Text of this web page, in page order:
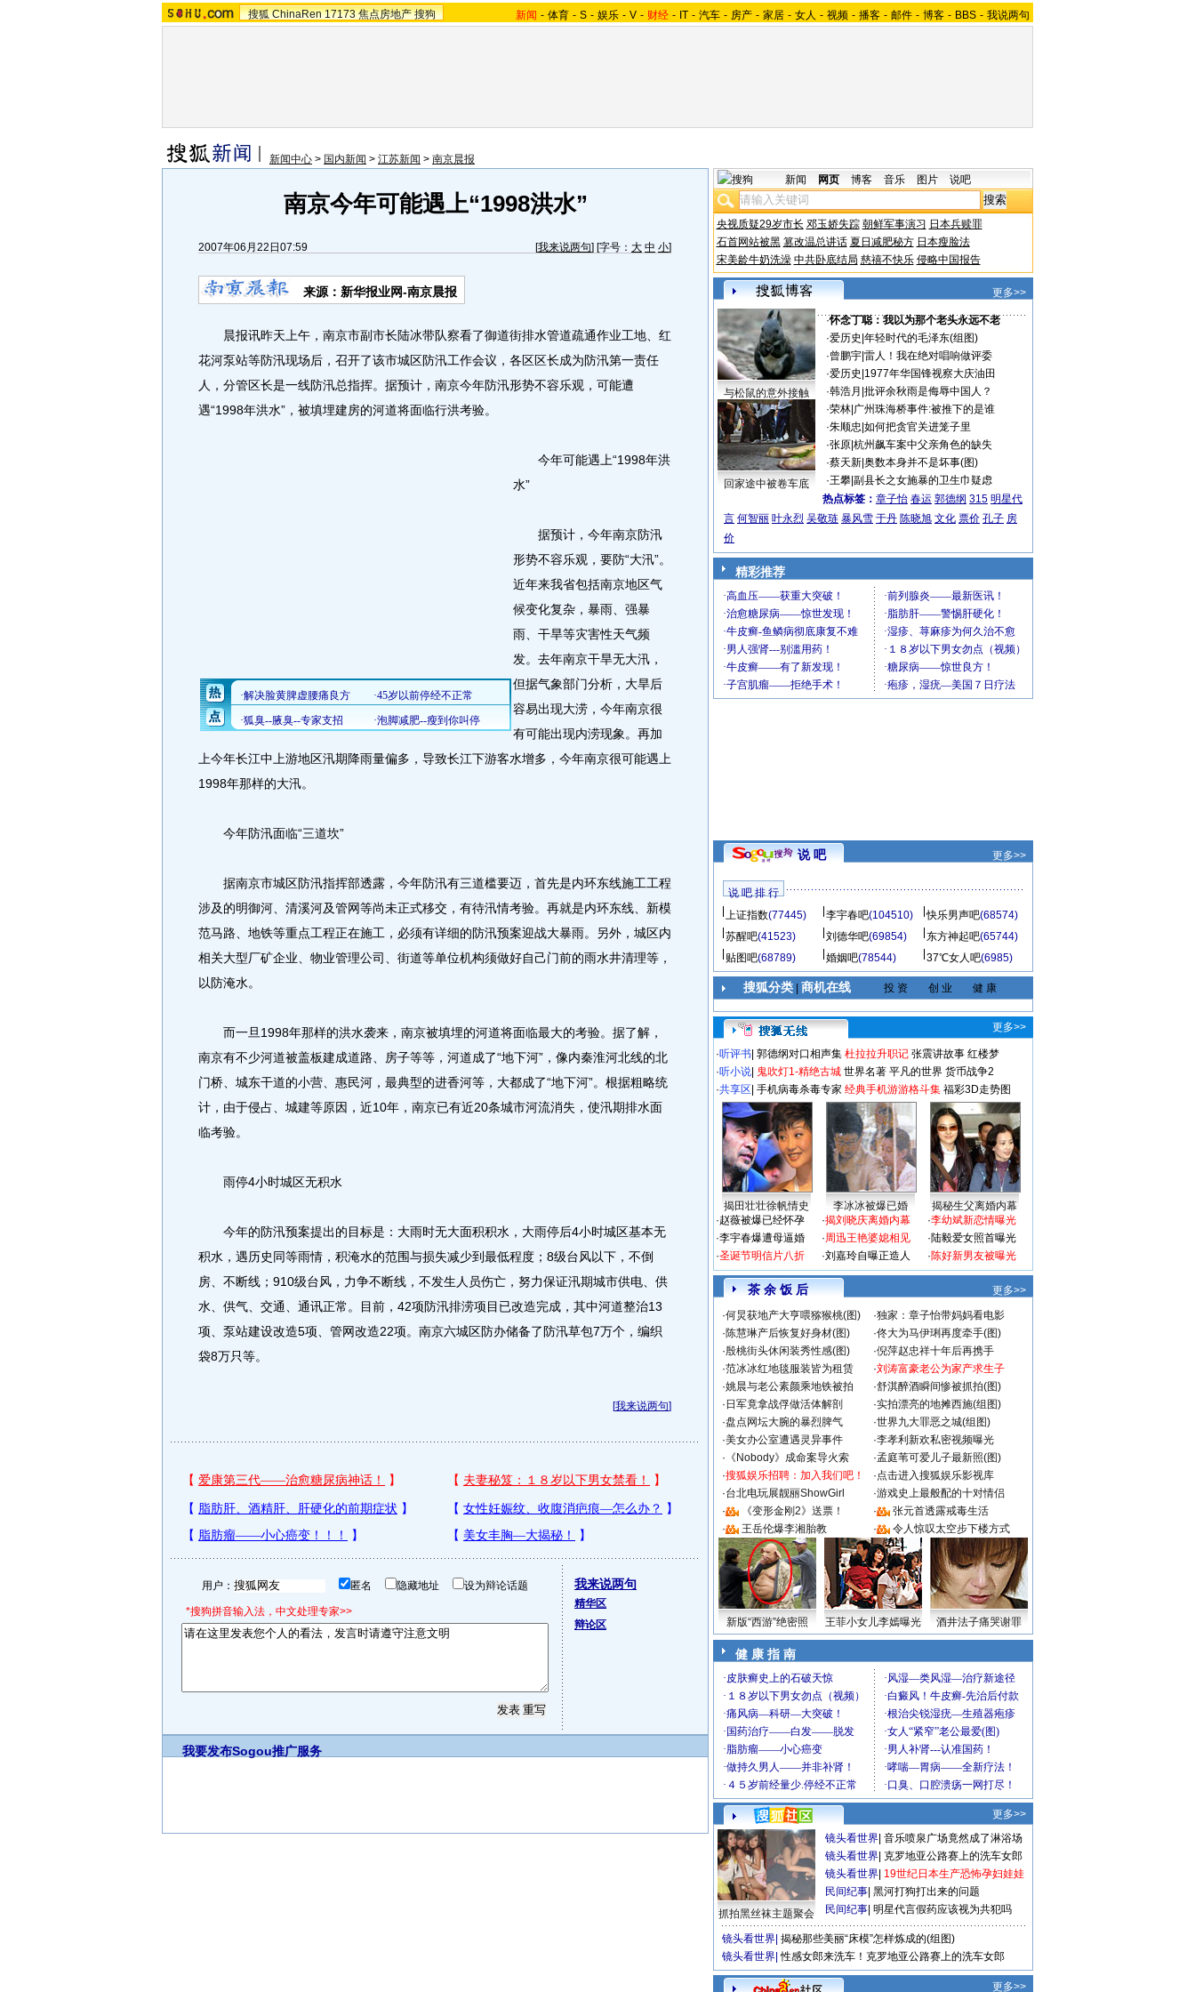
搜狐 ChinaRen 17173 焦点房地产 搜狗 新闻 - 体育 - S - 娱乐 - V - 财经 - IT - 汽车 - 房产 - 家居 - 女人 - 视频 - 播客 - 邮件 - 博客 - BBS - 我说两句
新闻中心 > 国内新闻 > 江苏新闻 > 南京晨报
南京今年可能遇上“1998洪水”
2007年06月22日07:59 [我来说两句] [字号： 大 中 小]
来源：新华报业网-南京晨报
晨报讯昨天上午，南京市副市长陆冰带队察看了御道街排水管道疏通作业工地、红
花河泵站等防汛现场后，召开了该市城区防汛工作会议，各区区长成为防汛第一责任
人，分管区长是一线防汛总指挥。据预计，南京今年防汛形势不容乐观，可能遭
遇“1998年洪水”，被填埋建房的河道将面临行洪考验。
今年可能遇上“1998年洪
水”
据预计，今年南京防汛
形势不容乐观，要防“大汛”。
近年来我省包括南京地区气
候变化复杂，暴雨、强暴
雨、干旱等灾害性天气频
发。去年南京干旱无大汛，
但据气象部门分析，大旱后
容易出现大涝，今年南京很
有可能出现内涝现象。再加
上今年长江中上游地区汛期降雨量偏多，导致长江下游客水增多，今年南京很可能遇上
1998年那样的大汛。
今年防汛面临“三道坎”
据南京市城区防汛指挥部透露，今年防汛有三道槛要迈，首先是内环东线施工工程
涉及的明御河、清溪河及管网等尚未正式移交，有待汛情考验。再就是内环东线、新模
范马路、地铁等重点工程正在施工，必须有详细的防汛预案迎战大暴雨。另外，城区内
相关大型厂矿企业、物业管理公司、街道等单位机构须做好自己门前的雨水井清理等，
以防淹水。
而一旦1998年那样的洪水袭来，南京被填埋的河道将面临最大的考验。据了解，
南京有不少河道被盖板建成道路、房子等等，河道成了“地下河”，像内秦淮河北线的北
门桥、城东干道的小营、惠民河，最典型的进香河等，大都成了“地下河”。根据粗略统
计，由于侵占、城建等原因，近10年，南京已有近20条城市河流消失，使汛期排水面
临考验。
雨停4小时城区无积水
今年的防汛预案提出的目标是：大雨时无大面积积水，大雨停后4小时城区基本无
积水，遇历史同等雨情，积淹水的范围与损失减少到最低程度；8级台风以下，不倒
房、不断线；910级台风，力争不断线，不发生人员伤亡，努力保证汛期城市供电、供
水、供气、交通、通讯正常。目前，42项防汛排涝项目已改造完成，其中河道整治13
项、泵站建设改造5项、管网改造22项。南京六城区防办储备了防汛草包7万个，编织
袋8万只等。
[我来说两句]
用户： 匿名 隐藏地址 设为辩论话题
*搜狗拼音输入法，中文处理专家>>
我来说两句
精华区
辩论区
我要发布Sogou推广服务
新闻 网页 博客 音乐 图片 说吧
央视质疑29岁市长 邓玉娇失踪 朝鲜军事演习 日本兵赎罪
石首网站被黑 篡改温总讲话 夏日减肥秘方 日本瘦脸法
宋美龄牛奶洗澡 中共卧底结局 慈禧不快乐 侵略中国报告
更多>>
与松鼠的意外接触
回家途中被卷车底
·怀念丁聪：我以为那个老头永远不老
·爱历史 年轻时代的毛泽东(组图)
·曾鹏宇| 雷人！我在绝对唱响做评委
·爱历史 1977年华国锋视察大庆油田
·韩浩月 批评余秋雨是侮辱中国人？
·荣林| 广州珠海桥事件:被推下的是谁
·朱顺忠 如何把贪官关进笼子里
·张原| 杭州飙车案中父亲角色的缺失
·蔡天新| 奥数本身并不是坏事(图)
·王攀| 副县长之女施暴的卫生巾疑虑
热点标签： 章子怡 春运 郭德纲 315 明星代
言 何智丽 叶永烈 吴敬琏 暴风雪 于丹 陈晓旭 文化 票价 孔子 房
价
精彩推荐
说 吧 更多>>
说 吧 排 行
上证指数(77445) 李宇春吧(104510) 快乐男声吧(68574)
苏醒吧(41523) 刘德华吧(69854) 东方神起吧(65744)
贴图吧(68789) 婚姻吧(78544) 37℃女人吧(6985)
搜狐分类| 商机在线 投 资 创 业 健 康
更多>>
·听评书 郭德纲对口相声集 杜拉拉升职记 张震讲故事 红楼梦
·听小说 鬼吹灯1-精绝古城 世界名著 平凡的世界 货币战争2
·共享区 手机病毒杀毒专家 经典手机游游格斗集 福彩3D走势图
揭田壮壮徐帆情史 李冰冰被爆已婚
揭秘生父离婚内幕
·赵薇被爆已经怀孕
·李宇春爆遭母逼婚
·圣诞节明信片八折
·揭刘晓庆离婚内幕
·周迅王艳婆媳相见
·刘嘉玲自曝正造人
·李幼斌新恋情曝光
·陆毅爱女照首曝光
·陈好新男友被曝光
茶 余 饭 后
更多>>
·何炅获地产大亨喂猕猴桃(图) ·独家：章子怡带妈妈看电影
·陈慧琳产后恢复好身材(图) ·佟大为马伊琍再度牵手(图)
·殷桃街头休闲装秀性感(图) ·倪萍赵忠祥十年后再携手
·范冰冰红地毯服装皆为租赁 ·刘涛富豪老公为家产求生子
·姚晨与老公素颜乘地铁被拍 ·舒淇醉酒瞬间惨被抓拍(图)
· 日军竟拿战俘做活体解剖 ·实拍漂亮的地摊西施(组图)
·盘点网坛大腕的暴烈脾气 ·世界九大罪恶之城(组图)
·美女办公室遭遇灵异事件 ·李孝利新欢私密视频曝光
· 《Nobody》成命案导火索 ·孟庭苇可爱儿子最新照(图)
·搜狐娱乐招聘：加入我们吧！ ·点击进入搜狐娱乐影视库
·台北电玩展靓丽ShowGirl ·游戏史上最般配的十对情侣
·
《变形金刚2》送票！ ·
张元首透露戒毒生活
·
王岳伦爆李湘胎教 · 令人惊叹太空步下楼方式
新版“西游”绝密照 王菲小女儿李嫣曝光 酒井法子痛哭谢罪
健 康 指 南
更多>>
抓拍黑丝袜主题聚会
镜头看世界 音乐喷泉广场竟然成了淋浴场
镜头看世界 克罗地亚公路赛上的洗车女郎
镜头看世界 19世纪日本生产恐怖孕妇娃娃
民间纪事 黑河打狗打出来的问题
民间纪事 明星代言假药应该视为共犯吗
镜头看世界 揭秘那些美丽“床模”怎样炼成的(组图)
镜头看世界 性感女郎来洗车！克罗地亚公路赛上的洗车女郎
更多>>